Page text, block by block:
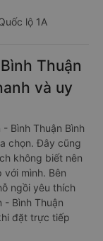
lộ 1A
Thuận
và uy
Bình Thuận Bình
chọn. Đây cũng
không biết nên
với mình. Bên
ngồi yêu thích
- Bình Thuận
đặt trực tiếp